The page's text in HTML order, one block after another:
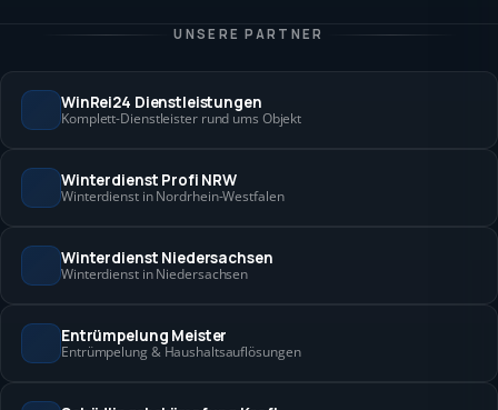
UNSERE PARTNER
WinRei24 Dienstleistungen
Komplett-Dienstleister rund ums Objekt
Winterdienst Profi NRW
Winterdienst in Nordrhein-Westfalen
Winterdienst Niedersachsen
Winterdienst in Niedersachsen
Entrümpelung Meister
Entrümpelung & Haushaltsauflösungen